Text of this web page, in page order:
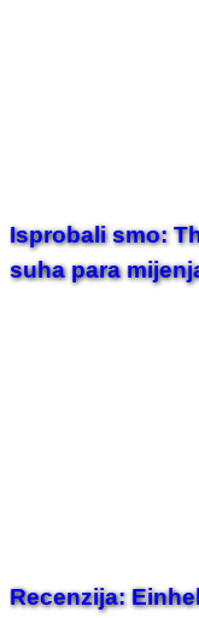
Isprobali smo:
suha para
Recenzija: